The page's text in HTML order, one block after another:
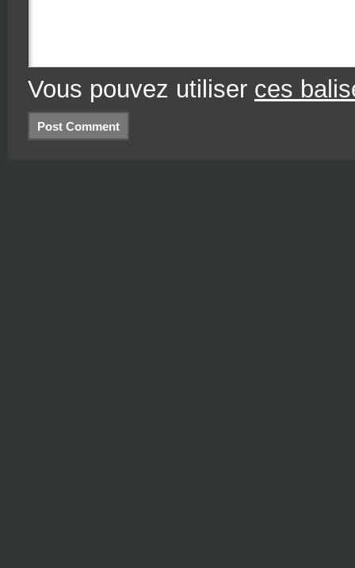
Vous pouvez utiliser ces